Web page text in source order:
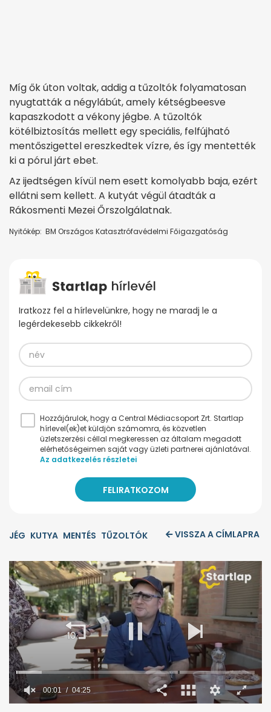
Míg ők úton voltak, addig a tűzoltók folyamatosan
nyugtatták a négylábút, amely kétségbeesve
kapaszkodott a vékony jégbe. A tűzoltók
kötélbiztosítás mellett egy speciális, felfújható
mentőszigettel ereszkedtek vízre, és így mentették
ki a pórul járt ebet.
Az ijedtségen kívül nem esett komolyabb baja, ezért
ellátni sem kellett. A kutyát végül átadták a
Rákosmenti Mezei Őrszolgálatnak.
Nyitókép: BM Országos Katasztrófavédelmi Főigazgatóság
Iratkozz fel a hírlevelünkre, hogy ne maradj le a
legérdekesebb cikkekről!
Hozzájárulok, hogy a Central Médiacsoport Zrt. Startlap
hírlevel(ek)et küldjön számomra, és közvetlen
üzletszerzési céllal megkeressen az általam megadott
elérhetőségeimen saját vagy üzleti partnerei ajánlatával.
Az adatkezelés részletei
JÉG KUTYA MENTÉS TŰZOLTÓK VISSZA A CÍMLAPRA
00:02 04:25